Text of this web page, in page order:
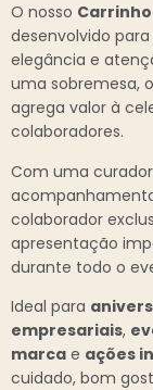
O nosso
desenvolvido
elegância e
uma sobremesa,
agrega valor à
colaboradores.
Com uma
colaborador
apresentação
durante todo o
Ideal para
empresariais,
marca e ações
cuidado, bom